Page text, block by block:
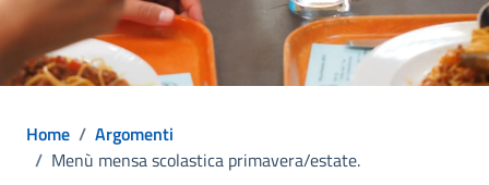
Home / Argomenti
/ Menù mensa scolastica primavera/estate.